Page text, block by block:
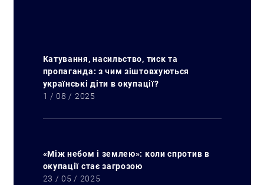
Катування, насильство, тиск та
пропаганда: з чим зіштовхуються
українські діти в окупації?
1 / 08 / 2025
«Між небом і землею»: коли спротив в
окупації стає загрозою
23 / 05 / 2025